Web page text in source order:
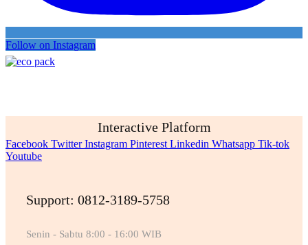
Follow on Instagram
Interactive Platform
Facebook Twitter Instagram Pinterest Linkedin Whatsapp Tik-tok
Youtube
Support: 0812-3189-5758
Senin - Sabtu 8:00 - 16:00 WIB